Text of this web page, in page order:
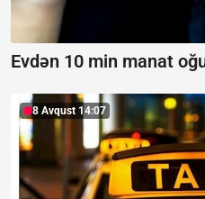
Evdən 10 min manat
8 Avqust 14:07